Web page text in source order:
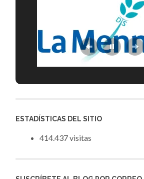
ESTADÍSTICAS DEL SITIO
414.437 visitas